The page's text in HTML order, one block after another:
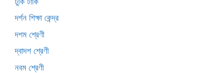
দর্শন শিক্ষা কেন্দ্র
দশম শ্রেণী
দ্বাদশ শ্রেণী
নবম শ্রেণী